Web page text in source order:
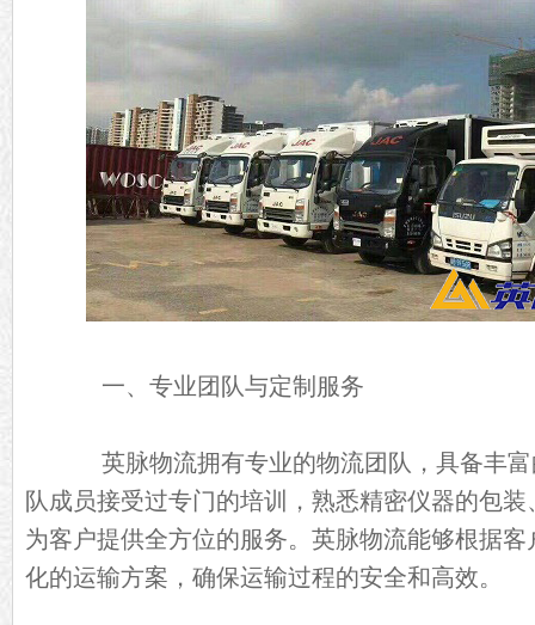
一、专业团队与定制服务
英脉物流拥有专业的物流团队，具备丰富
队成员接受过专门的培训，熟悉精密仪器的包
为客户提供全方位的服务。英脉物流能够根据
化的运输方案，确保运输过程的安全和高效。